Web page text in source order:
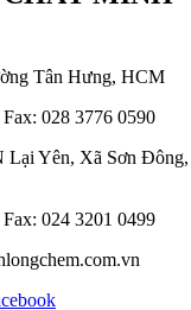
Tân Hưng, HCM
028 3776 0590
Lại Yên, Xã Sơn Đông,
024 3201 0499